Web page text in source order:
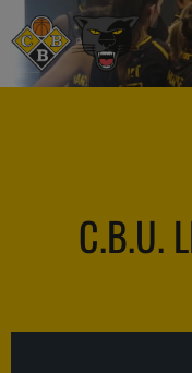
C.B.U.